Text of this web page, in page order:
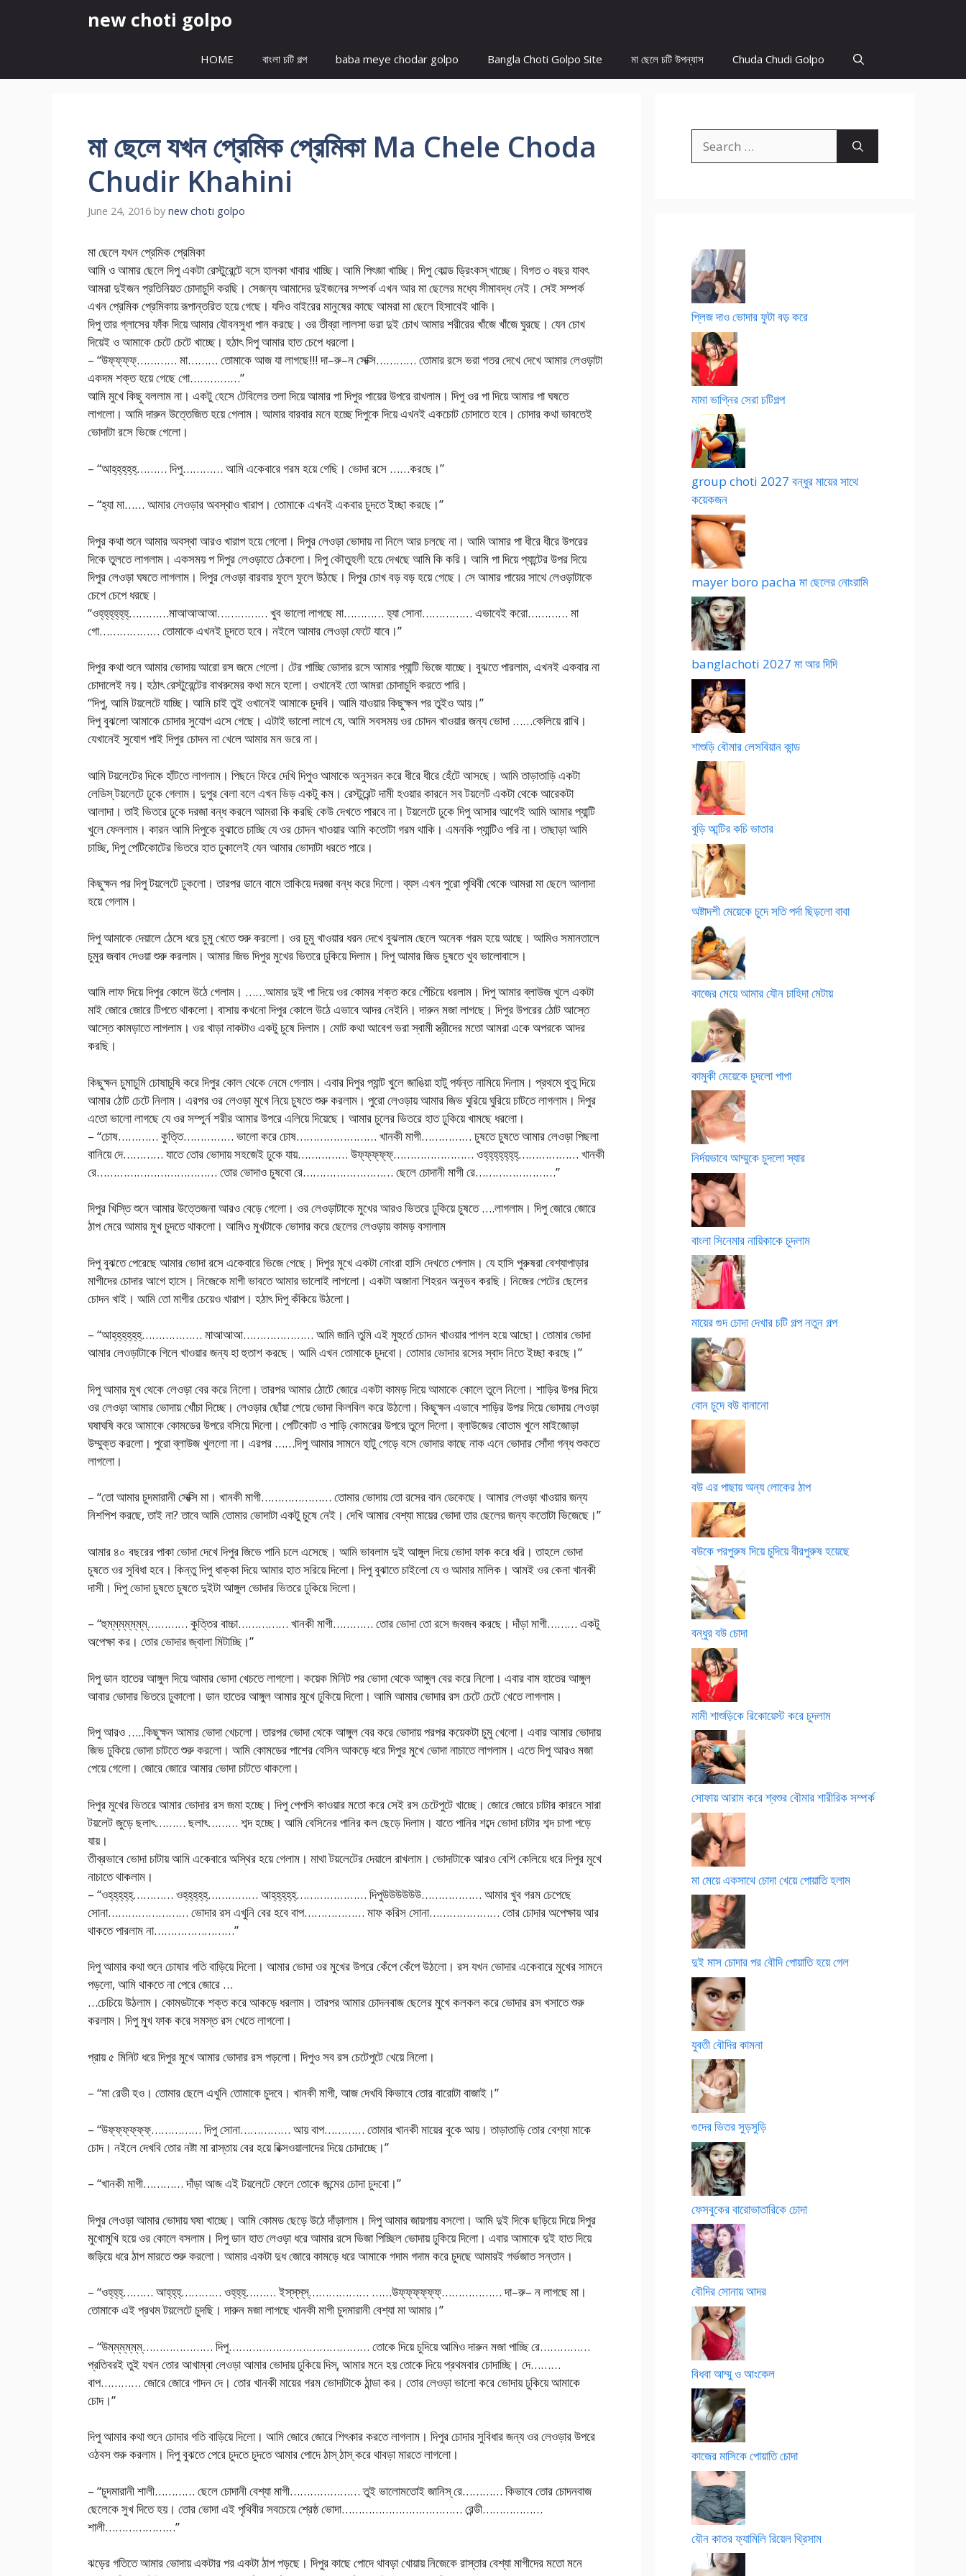
new choti golpo
HOME বাংলা চটি গল্প baba meye chodar golpo Bangla Choti Golpo Site মা ছেলে চটি উপন্যাস Chuda Chudi Golpo
মা ছেলে যখন প্রেমিক প্রেমিকা Ma Chele Choda
Chudir Khahini
June 24, 2016 by new choti golpo
মা ছেলে যখন প্রেমিক প্রেমিকা
আমি ও আমার ছেলে দিপু একটা রেস্টুরেন্টে বসে হালকা খাবার খাচ্ছি। আমি পিৎজা খাচ্ছি। দিপু কোল্ড ড্রিংকস্‌ খাচ্ছে। বিগত ৩ বছর যাবৎ
আমরা দুইজন প্রতিনিয়ত চোদাচুদি করছি। সেজন্য আমাদের দুইজনের সম্পর্ক এখন আর মা ছেলের মধ্যে সীমাবদ্ধ নেই। সেই সম্পর্ক
এখন প্রেমিক প্রেমিকায় রূপান্তরিত হয়ে গেছে। যদিও বাইরের মানুষের কাছে আমরা মা ছেলে হিসাবেই থাকি।
দিপু তার গ্লাসের ফাঁক দিয়ে আমার যৌবনসুধা পান করছে। ওর তীব্রা লালসা ভরা দুই চোখ আমার শরীরের খাঁজে খাঁজে ঘুরছে। যেন চোখ
দিয়েই ও আমাকে চেটে চেটে খাচ্ছে। হঠাৎ দিপু আমার হাত চেপে ধরলো।
– “উফ্‌ফ্‌ফ্‌ফ্‌………… মা……… তোমাকে আজ যা লাগছে!!! দা–রু–ন সেক্সি………… তোমার রসে ভরা গতর দেখে দেখে আমার লেওড়াটা
একদম শক্ত হয়ে গেছে গো……………”
আমি মুখে কিছু বললাম না। একটু হেসে টেবিলের তলা দিয়ে আমার পা দিপুর পায়ের উপরে রাখলাম। দিপু ওর পা দিয়ে আমার পা ঘষতে
লাগলো। আমি দারুন উত্তেজিত হয়ে গেলাম। আমার বারবার মনে হচ্ছে দিপুকে দিয়ে এখনই একচোট চোদাতে হবে। চোদার কথা ভাবতেই
ভোদাটা রসে ভিজে গেলো।
– “আহ্‌হ্‌হ্‌হ্‌হ্‌……… দিপু………… আমি একেবারে গরম হয়ে গেছি। ভোদা রসে ……করছে।”
– “হ্যা মা…… আমার লেওড়ার অবস্থাও খারাপ। তোমাকে এখনই একবার চুদতে ইচ্ছা করছে।”
দিপুর কথা শুনে আমার অবস্থা আরও খারাপ হয়ে গেলো। দিপুর লেওড়া ভোদায় না নিলে আর চলছে না। আমি আমার পা ধীরে ধীরে উপরের
দিকে তুলতে লাগলাম। একসময় প দিপুর লেওড়াতে ঠেকলো। দিপু কৌতুহলী হয়ে দেখছে আমি কি করি। আমি পা দিয়ে প্যান্টের উপর দিয়ে
দিপুর লেওড়া ঘষতে লাগলাম। দিপুর লেওড়া বারবার ফুলে ফুলে উঠছে। দিপুর চোখ বড় বড় হয়ে গেছে। সে আমার পায়ের সাথে লেওড়াটাকে
চেপে চেপে ধরছে।
“ওহ্‌হ্‌হ্‌হ্‌হ্‌হ্‌…………মাআআআআ…………… খুব ভালো লাগছে মা………… হ্যা সোনা…………… এভাবেই করো………… মা
গো……………… তোমাকে এখনই চুদতে হবে। নইলে আমার লেওড়া ফেটে যাবে।”
দিপুর কথা শুনে আমার ভোদায় আরো রস জমে গেলো। টের পাচ্ছি ভোদার রসে আমার প্যান্টি ভিজে যাচ্ছে। বুঝতে পারলাম, এখনই একবার না
চোদালেই নয়। হঠাৎ রেস্টুরেন্টের বাথরুমের কথা মনে হলো। ওখানেই তো আমরা চোদাচুদি করতে পারি।
“দিপু, আমি টয়লেটে যাচ্ছি। আমি চাই তুই ওখানেই আমাকে চুদবি। আমি যাওয়ার কিছুক্ষন পর তুইও আয়।”
দিপু বুঝলো আমাকে চোদার সুযোগ এসে গেছে। এটাই ভালো লাগে যে, আমি সবসময় ওর চোদন খাওয়ার জন্য ভোদা ……কেলিয়ে রাখি।
যেখানেই সুযোগ পাই দিপুর চোদন না খেলে আমার মন ভরে না।
আমি টয়লেটের দিকে হাঁটতে লাগলাম। পিছনে ফিরে দেখি দিপুও আমাকে অনুসরন করে ধীরে ধীরে হেঁটে আসছে। আমি তাড়াতাড়ি একটা
লেডিস্‌ টয়লেটে ঢুকে গেলাম। দুপুর বেলা বলে এখন ভিড় একটু কম। রেস্টুরেন্ট দামী হওয়ার কারনে সব টয়লেট একটা থেকে আরেকটা
আলাদা। তাই ভিতরে ঢুকে দরজা বন্ধ করলে আমরা কি করছি কেউ দেখতে পারবে না। টয়লেটে ঢুকে দিপু আসার আগেই আমি আমার প্যান্টি
খুলে ফেললাম। কারন আমি দিপুকে বুঝাতে চাচ্ছি যে ওর চোদন খাওয়ার আমি কতোটা গরম থাকি। এমনকি প্যান্টিও পরি না। তাছাড়া আমি
চাচ্ছি, দিপু পেটিকোটের ভিতরে হাত ঢুকালেই যেন আমার ভোদাটা ধরতে পারে।
কিছুক্ষন পর দিপু টয়লেটে ঢুকলো। তারপর ডানে বামে তাকিয়ে দরজা বন্ধ করে দিলো। ব্যস এখন পুরো পৃথিবী থেকে আমরা মা ছেলে আলাদা
হয়ে গেলাম।
দিপু আমাকে দেয়ালে ঠেসে ধরে চুমু খেতে শুরু করলো। ওর চুমু খাওয়ার ধরন দেখে বুঝলাম ছেলে অনেক গরম হয়ে আছে। আমিও সমানতালে
চুমুর জবাব দেওয়া শুরু করলাম। আমার জিভ দিপুর মুখের ভিতরে ঢুকিয়ে দিলাম। দিপু আমার জিভ চুষতে খুব ভালোবাসে।
আমি লাফ দিয়ে দিপুর কোলে উঠে গেলাম। ……আমার দুই পা দিয়ে ওর কোমর শক্ত করে পেঁচিয়ে ধরলাম। দিপু আমার ব্লাউজ খুলে একটা
মাই জোরে জোরে টিপতে থাকলো। বাসায় কখনো দিপুর কোলে উঠে এভাবে আদর নেইনি। দারুন মজা লাগছে। দিপুর উপরের ঠোট আস্তে
আস্তে কামড়াতে লাগলাম। ওর খাড়া নাকটাও একটু চুষে দিলাম। মোট কথা আবেগ ভরা স্বামী স্ত্রীদের মতো আমরা একে অপরকে আদর
করছি।
কিছুক্ষন চুমাচুমি চোষাচুষি করে দিপুর কোল থেকে নেমে গেলাম। এবার দিপুর প্যান্ট খুলে জাঙিয়া হাটু পর্যন্ত নামিয়ে দিলাম। প্রথমে থুতু দিয়ে
আমার ঠোট চেটে নিলাম। এরপর ওর লেওড়া মুখে নিয়ে চুষতে শুরু করলাম। পুরো লেওড়ায় আমার জিভ ঘুরিয়ে ঘুরিয়ে চাটতে লাগলাম। দিপুর
এতো ভালো লাগছে যে ওর সম্পুর্ন শরীর আমার উপরে এলিয়ে দিয়েছে। আমার চুলের ভিতরে হাত ঢুকিয়ে খামছে ধরলো।
– “চোষ………… কুত্তি…………… ভালো করে চোষ…………………… খানকী মাগী…………… চুষতে চুষতে আমার লেওড়া পিছলা
বানিয়ে দে………… যাতে তোর ভোদায় সহজেই ঢুকে যায়…………… উফ্‌ফ্‌ফ্‌ফ্‌ফ্‌…………………… ওহ্‌হ্‌হ্‌হ্‌হ্‌হ্‌হ্‌……………… খানকী
রে……………………………… তোর ভোদাও চুষবো রে……………………… ছেলে চোদানী মাগী রে……………………”
দিপুর খিস্তি শুনে আমার উত্তেজনা আরও বেড়ে গেলো। ওর লেওড়াটাকে মুখের আরও ভিতরে ঢুকিয়ে চুষতে ….লাগলাম। দিপু জোরে জোরে
ঠাপ মেরে আমার মুখ চুদতে থাকলো। আমিও মুখটাকে ভোদার করে ছেলের লেওড়ায় কামড় বসালাম
দিপু বুঝতে পেরেছে আমার ভোদা রসে একেবারে ভিজে গেছে। দিপুর মুখে একটা নোংরা হাসি দেখতে পেলাম। যে হাসি পুরুষরা বেশ্যাপাড়ার
মাগীদের চোদার আগে হাসে। নিজেকে মাগী ভাবতে আমার ভালোই লাগলো। একটা অজানা শিহরন অনুভব করছি। নিজের পেটের ছেলের
চোদন খাই। আমি তো মাগীর চেয়েও খারাপ। হঠাৎ দিপু কঁকিয়ে উঠলো।
– “আহ্‌হ্‌হ্‌হ্‌হ্‌হ্‌……………… মাআআআ………………… আমি জানি তুমি এই মুহুর্তে চোদন খাওয়ার পাগল হয়ে আছো। তোমার ভোদা
আমার লেওড়াটাকে গিলে খাওয়ার জন্য হা হুতাশ করছে। আমি এখন তোমাকে চুদবো। তোমার ভোদার রসের স্বাদ নিতে ইচ্ছা করছে।”
দিপু আমার মুখ থেকে লেওড়া বের করে নিলো। তারপর আমার ঠোটে জোরে একটা কামড় দিয়ে আমাকে কোলে তুলে নিলো। শাড়ির উপর দিয়ে
ওর লেওড়া আমার ভোদায় খোঁচা দিচ্ছে। লেওড়ার ছোঁয়া পেয়ে ভোদা কিলবিল করে উঠলো। কিছুক্ষন এভাবে শাড়ির উপর দিয়ে ভোদায় লেওড়া
ঘষাঘষি করে আমাকে কোমডের উপরে বসিয়ে দিলো। পেটিকোট ও শাড়ি কোমরের উপরে তুলে দিলো। ব্লাউজের বোতাম খুলে মাইজোড়া
উম্মুক্ত করলো। পুরো ব্লাউজ খুললো না। এরপর ……দিপু আমার সামনে হাটু গেড়ে বসে ভোদার কাছে নাক এনে ভোদার সোঁদা গন্ধ শুকতে
লাগলো।
– “তো আমার চুদমারানী সেক্সি মা। খানকী মাগী………………… তোমার ভোদায় তো রসের বান ডেকেছে। আমার লেওড়া খাওয়ার জন্য
নিশপিশ করছে, তাই না? তাবে আমি তোমার ভোদাটা একটু চুষে নেই। দেখি আমার বেশ্যা মায়ের ভোদা তার ছেলের জন্য কতোটা ভিজেছে।”
আমার ৪০ বছরের পাকা ভোদা দেখে দিপুর জিভে পানি চলে এসেছে। আমি ভাবলাম দুই আঙ্গুল দিয়ে ভোদা ফাক করে ধরি। তাহলে ভোদা
চুষতে ওর সুবিধা হবে। কিন্তু দিপু ধাক্কা দিয়ে আমার হাত সরিয়ে দিলো। দিপু বুঝাতে চাইলো যে ও আমার মালিক। আমই ওর কেনা খানকী
দাসী। দিপু ভোদা চুষতে চুষতে দুইটা আঙ্গুল ভোদার ভিতরে ঢুকিয়ে দিলো।
– “হুম্‌ম্‌ম্‌ম্‌ম্‌ম্‌ম্‌………… কুত্তির বাচ্চা…………… খানকী মাগী………… তোর ভোদা তো রসে জবজব করছে। দাঁড়া মাগী……… একটু
অপেক্ষা কর। তোর ভোদার জ্বালা মিটাচ্ছি।”
দিপু ডান হাতের আঙ্গুল দিয়ে আমার ভোদা খেচতে লাগলো। কয়েক মিনিট পর ভোদা থেকে আঙ্গুল বের করে নিলো। এবার বাম হাতের আঙ্গুল
আবার ভোদার ভিতরে ঢুকালো। ডান হাতের আঙ্গুল আমার মুখে ঢুকিয়ে দিলো। আমি আমার ভোদার রস চেটে চেটে খেতে লাগলাম।
দিপু আরও …..কিছুক্ষন আমার ভোদা খেচলো। তারপর ভোদা থেকে আঙ্গুল বের করে ভোদায় পরপর কয়েকটা চুমু খেলো। এবার আমার ভোদায়
জিভ ঢুকিয়ে ভোদা চাটতে শুরু করলো। আমি কোমডের পাশের বেসিন আকড়ে ধরে দিপুর মুখে ভোদা নাচাতে লাগলাম। এতে দিপু আরও মজা
পেয়ে গেলো। জোরে জোরে আমার ভোদা চাটতে থাকলো।
দিপুর মুখের ভিতরে আমার ভোদার রস জমা হচ্ছে। দিপু পেপসি কাওয়ার মতো করে সেই রস চেটেপুটে খাচ্ছে। জোরে জোরে চাটার কারনে সারা
টয়লেট জুড়ে ছলাৎ……… ছলাৎ……… শব্দ হচ্ছে। আমি বেসিনের পানির কল ছেড়ে দিলাম। যাতে পানির শব্দে ভোদা চাটার শব্দ চাপা পড়ে
যায়।
তীব্রভাবে ভোদা চাটায় আমি একেবারে অস্থির হয়ে গেলাম। মাথা টয়লেটের দেয়ালে রাখলাম। ভোদাটাকে আরও বেশি কেলিয়ে ধরে দিপুর মুখে
নাচাতে থাকলাম।
– “ওহ্‌হ্‌হ্‌হ্‌হ্‌………… ওহ্‌হ্‌হ্‌হ্‌হ্‌…………… আহ্‌হ্‌হ্‌হ্‌হ্‌………………… দিপুউউউউউউ……………… আমার খুব গরম চেপেছে
সোনা…………………… ভোদার রস এখুনি বের হবে বাপ……………… মাফ করিস সোনা………………… তোর চোদার অপেক্ষায় আর
থাকতে পারলাম না……………………”
দিপু আমার কথা শুনে চোষার গতি বাড়িয়ে দিলো। আমার ভোদা ওর মুখের উপরে কেঁপে কেঁপে উঠলো। রস যখন ভোদার একেবারে মুখের সামনে
পড়লো, আমি থাকতে না পেরে জোরে …
…চেচিয়ে উঠলাম। কোমডটাকে শক্ত করে আকড়ে ধরলাম। তারপর আমার চোদনবাজ ছেলের মুখে কলকল করে ভোদার রস খসাতে শুরু
করলাম। দিপু মুখ ফাক করে সমস্ত রস খেতে লাগলো।
প্রায় ৫ মিনিট ধরে দিপুর মুখে আমার ভোদার রস পড়লো। দিপুও সব রস চেটেপুটে খেয়ে নিলো।
– “মা রেডী হও। তোমার ছেলে এখুনি তোমাকে চুদবে। খানকী মাগী, আজ দেখবি কিভাবে তোর বারোটা বাজাই।”
– “উফ্‌ফ্‌ফ্‌ফ্‌ফ্‌ফ্‌…………… দিপু সোনা…………… আয় বাপ………… তোমার খানকী মায়ের বুকে আয়। তাড়াতাড়ি তোর বেশ্যা মাকে
চোদ। নইলে দেখবি তোর নষ্টা মা রাস্তায় বের হয়ে রিক্সওয়ালাদের দিয়ে চোদাচ্ছে।”
– “খানকী মাগী………… দাঁড়া আজ এই টয়লেটে ফেলে তোকে জন্মের চোদা চুদবো।”
দিপুর লেওড়া আমার ভোদায় ঘষা খাচ্ছে। আমি কোমড ছেড়ে উঠে দাঁড়ালাম। দিপু আমার জায়গায় বসলো। আমি দুই দিকে ছড়িয়ে দিয়ে দিপুর
মুখোমুখি হয়ে ওর কোলে বসলাম। দিপু ডান হাত লেওড়া ধরে আমার রসে ভিজা পিচ্ছিল ভোদায় ঢুকিয়ে দিলো। এবার আমাকে দুই হাত দিয়ে
জড়িয়ে ধরে ঠাপ মারতে শুরু করলো। আমার একটা দুধ জোরে কামড়ে ধরে আমাকে গদাম গদাম করে চুদছে আমারই গর্ভজাত সন্তান।
– “ওহ্‌হ্‌হ্‌……… আহ্‌হ্‌হ্‌………… ওহ্‌হ্‌হ্‌……… ইস্‌স্‌স্‌স্‌……………… ……উফ্‌ফ্‌ফ্‌ফ্‌ফ্‌ফ্‌……………… দা–রু– ন লাগছে মা।
তোমাকে এই প্রথম টয়লেটে চুদছি। দারুন মজা লাগছে খানকী মাগী চুদমারানী বেশ্যা মা আমার।”
– “উম্‌ম্‌ম্‌ম্‌ম্‌ম্‌………………… দিপু…………………………………… তোকে দিয়ে চুদিয়ে আমিও দারুন মজা পাচ্ছি রে……………
প্রতিবরই তুই যখন তোর আখাম্বা লেওড়া আমার ভোদায় ঢুকিয়ে দিস্‌, আমার মনে হয় তোকে দিয়ে প্রথমবার চোদাচ্ছি। দে………
বাপ………… জোরে জোরে গাদন দে। তোর খানকী মায়ের গরম ভোদাটাকে ঠান্ডা কর। তোর লেওড়া ভালো করে ভোদায় ঢুকিয়ে আমাকে
চোদ।”
দিপু আমার কথা শুনে চোদার গতি বাড়িয়ে দিলো। আমি জোরে জোরে শিৎকার করতে লাগলাম। দিপুর চোদার সুবিধার জন্য ওর লেওড়ার উপরে
ওঠবস শুরু করলাম। দিপু বুঝতে পেরে চুদতে চুদতে আমার পোদে ঠাস্‌ ঠাস্‌ করে থাবড়া মারতে লাগলো।
– “চুদমারানী শালী………… ছেলে চোদানী বেশ্যা মাগী………………… তুই ভালোমতোই জানিস্‌ রে………… কিভাবে তোর চোদনবাজ
ছেলেকে সুখ দিতে হয়। তোর ভোদা এই পৃথিবীর সবচেয়ে শ্রেষ্ঠ ভোদা……………………………… রেন্ডী………………
শালী…………………”
ঝড়ের গতিতে আমার ভোদায় একটার পর একটা ঠাপ পড়ছে। দিপুর কাছে পোদে থাবড়া খোয়ায় নিজেকে রাস্তার বেশ্যা মাগীদের মতো মনে
for:
প্লিজ দাও ভোদার ফুটা বড় করে
মামা ভাগ্নির সেরা চটিগল্প
group choti 2027 বন্ধুর মায়ের সাথে
কয়েকজন
mayer boro pacha মা ছেলের নোংরামি
banglachoti 2027 মা আর দিদি
শাশুড়ি বৌমার লেসবিয়ান কান্ড
বুড়ি আন্টির কচি ভাতার
অষ্টাদশী মেয়েকে চুদে সতি পর্দা ছিড়লো বাবা
কাজের মেয়ে আমার যৌন চাহিদা মেটায়
কামুকী মেয়েকে চুদলো পাপা
নির্দয়ভাবে আম্মুকে চুদলো স্যার
বাংলা সিনেমার নায়িকাকে চুদলাম
মায়ের গুদ চোদা দেখার চটি গল্প নতুন গল্প
বোন চুদে বউ বানানো
বউ এর পাছায় অন্য লোকের ঠাপ
বউকে পরপুরুষ দিয়ে চুদিয়ে বীরপুরুষ হয়েছে
বন্ধুর বউ চোদা
মামী শাশুড়িকে রিকোয়েস্ট করে চুদলাম
সোফায় আরাম করে শ্বশুর বৌমার শারীরিক সম্পর্ক
মা মেয়ে একসাথে চোদা খেয়ে পোয়াতি হলাম
দুই মাস চোদার পর বৌদি পোয়াতি হয়ে গেল
যুবতী বৌদির কামনা
গুদের ভিতর সুড়সুড়ি
ফেসবুকের বারোভাতারিকে চোদা
বৌদির সোনায় আদর
বিধবা আম্মু ও আংকেল
কাজের মাসিকে পোয়াতি চোদা
যৌন কাতর ফ্যামিলি রিয়েল থ্রিসাম